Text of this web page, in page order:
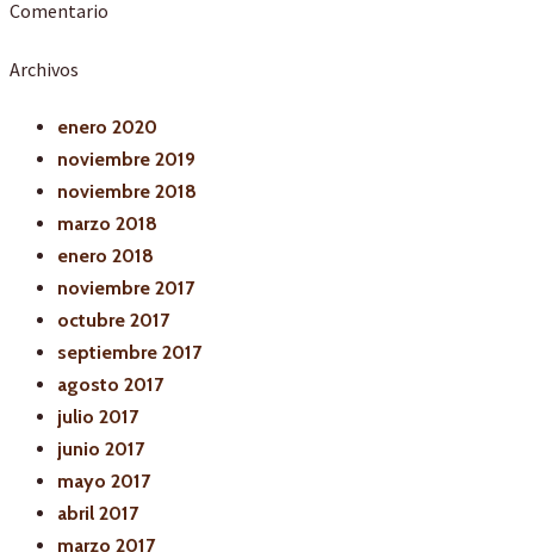
Comentario
Archivos
enero 2020
noviembre 2019
noviembre 2018
marzo 2018
enero 2018
noviembre 2017
octubre 2017
septiembre 2017
agosto 2017
julio 2017
junio 2017
mayo 2017
abril 2017
marzo 2017